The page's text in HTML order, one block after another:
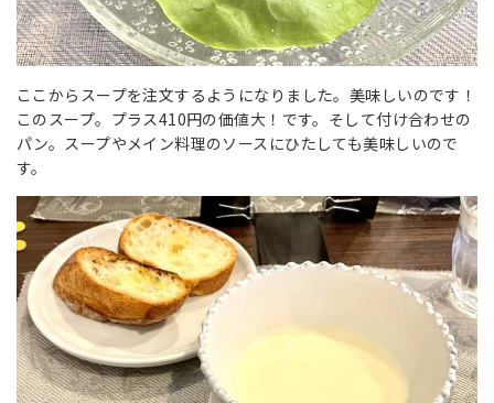
ここからスープを注文するようになりました。美味しいのです！
このスープ。プラス410円の価値大！です。そして付け合わせの
パン。スープやメイン料理のソースにひたしても美味しいので
す。